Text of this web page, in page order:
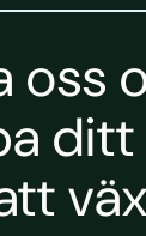
oss
ditt